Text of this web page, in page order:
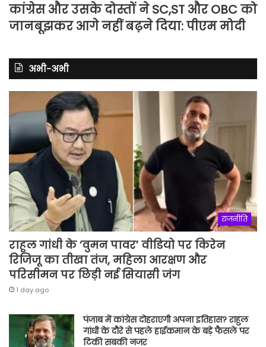
कांग्रेस और उसके दोस्तों ने SC,ST और OBC को
जानबूझकर आगे नहीं बढ़ने दिया: पीएम मोदी
अभी-अभी
राजनीति
राहुल गांधी के ‘वुमन पावर’ वीडियो पर किरेन
रिजिजू का तीखा तंज, महिला आरक्षण और
परिसीमन पर छिड़ी नई सियासी जंग
1 day ago
पंजाब में कांग्रेस दोहराएगी अपना इतिहास? राहुल
गांधी के दौरे से पहले हाईकमान के बड़े फैसले पर
टिकी सबकी नजर